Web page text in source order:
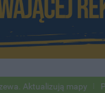
Aktualizują mapy Pod